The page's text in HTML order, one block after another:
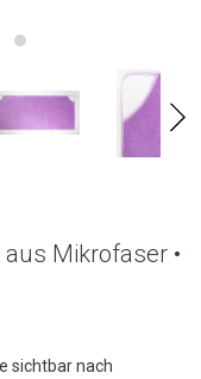
Mikrofaser •
sichtbar nach